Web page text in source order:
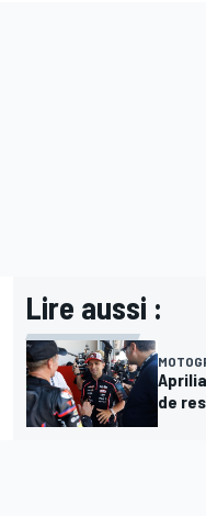
Lire aussi :
de